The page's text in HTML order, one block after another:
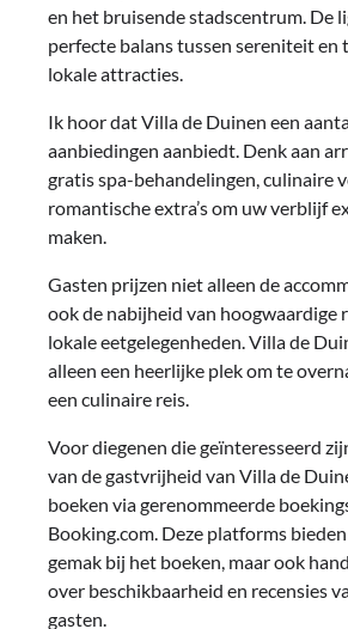
en het bruisende stadscentrum. De
perfecte balans tussen sereniteit en
lokale attracties.
Ik hoor dat Villa de Duinen een
aanbiedingen aanbiedt. Denk aan
gratis spa-behandelingen, culinaire
romantische extra’s om uw verblijf
maken.
Gasten prijzen niet alleen de
ook de nabijheid van hoogwaardige
lokale eetgelegenheden. Villa de
alleen een heerlijke plek om te
een culinaire reis.
Voor diegenen die geïnteresseerd
van de gastvrijheid van Villa de
boeken via gerenommeerde
Booking.com. Deze platforms
gemak bij het boeken, maar ook
over beschikbaarheid en recensies
gasten.